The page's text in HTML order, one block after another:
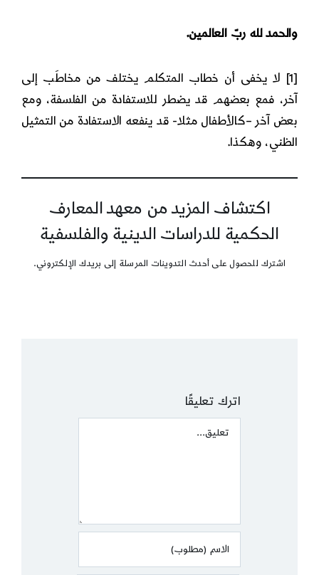
والحمد لله ربّ العالمين.
[1]
لا يخفى أن خطاب المتكلم يختلف من مخاطَب إلى
آخر، فمع بعضهم قد يضطر للاستفادة من الفلسفة، ومع
بعض آخر –كالأطفال مثلا- قد ينفعه الاستفادة من التمثيل
الظني، وهكذا.
اكتشاف المزيد من معهد المعارف
الحكمية للدراسات الدينية والفلسفية
اشترك للحصول على أحدث التدوينات المرسلة إلى بريدك الإلكتروني.
اترك تعليقًا
Comment